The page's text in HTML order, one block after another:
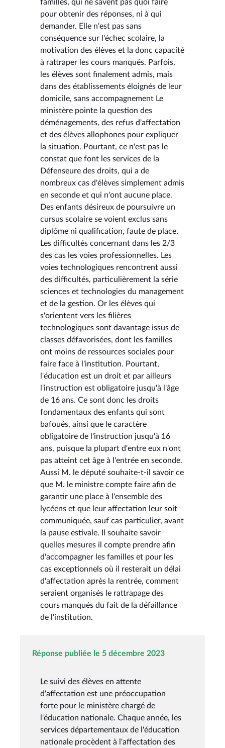
familles, qui ne savent pas quoi faire
pour obtenir des réponses, ni à qui
demander. Elle n'est pas sans
conséquence sur l'échec scolaire, la
motivation des élèves et la donc capacité
à rattraper les cours manqués. Parfois,
les élèves sont finalement admis, mais
dans des établissements éloignés de leur
domicile, sans accompagnement Le
ministère pointe la question des
déménagements, des refus d'affectation
et des élèves allophones pour expliquer
la situation. Pourtant, ce n'est pas le
constat que font les services de la
Défenseure des droits, qui a de
nombreux cas d'élèves simplement admis
en seconde et qui n'ont aucune place.
Des enfants désireux de poursuivre un
cursus scolaire se voient exclus sans
diplôme ni qualification, faute de place.
Les difficultés concernant dans les 2/3
des cas les voies professionnelles. Les
voies technologiques rencontrent aussi
des difficultés, particulièrement la série
sciences et technologies du management
et de la gestion. Or les élèves qui
s'orientent vers les filières
technologiques sont davantage issus de
classes défavorisées, dont les familles
ont moins de ressources sociales pour
faire face à l'institution. Pourtant,
l'éducation est un droit et par ailleurs
l'instruction est obligatoire jusqu'à l'âge
de 16 ans. Ce sont donc les droits
fondamentaux des enfants qui sont
bafoués, ainsi que le caractère
obligatoire de l'instruction jusqu'à 16
ans, puisque la plupart d'entre eux n'ont
pas atteint cet âge à l'entrée en seconde.
Aussi M. le député souhaite-t-il savoir ce
que M. le ministre compte faire afin de
garantir une place à l'ensemble des
lycéens et que leur affectation leur soit
communiquée, sauf cas particulier, avant
la pause estivale. Il souhaite savoir
quelles mesures il compte prendre afin
d'accompagner les familles et pour les
cas exceptionnels où il resterait un délai
d'affectation après la rentrée, comment
seraient organisés le rattrapage des
cours manqués du fait de la défaillance
de l'institution.
Réponse publiée le 5 décembre 2023
Le suivi des élèves en attente
d'affectation est une préoccupation
forte pour le ministère chargé de
l'éducation nationale. Chaque année, les
services départementaux de l'éducation
nationale procèdent à l'affectation des